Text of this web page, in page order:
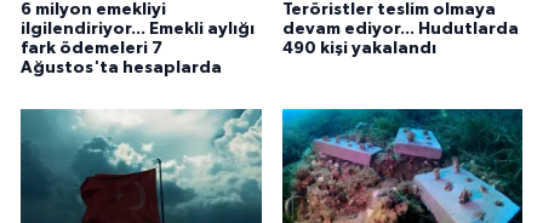
6 milyon emekliyi
ilgilendiriyor... Emekli aylığı
fark ödemeleri 7
Ağustos'ta hesaplarda
Teröristler teslim olmaya
devam ediyor... Hudutlarda
490 kişi yakalandı